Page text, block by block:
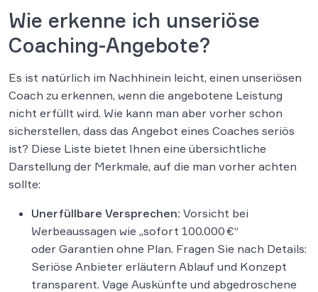
Wie erkenne ich unseriöse
Coaching-Angebote?
Es ist natürlich im Nachhinein leicht, einen unseriösen
Coach zu erkennen, wenn die angebotene Leistung
nicht erfüllt wird. Wie kann man aber vorher schon
sicherstellen, dass das Angebot eines Coaches seriös
ist? Diese Liste bietet Ihnen eine übersichtliche
Darstellung der Merkmale, auf die man vorher achten
sollte:
Unerfüllbare Versprechen: Vorsicht bei
Werbeaussagen wie „sofort 100.000 €“
oder Garantien ohne Plan​. Fragen Sie nach Details:
Seriöse Anbieter erläutern Ablauf und Konzept
transparent​. Vage Auskünfte und abgedroschene